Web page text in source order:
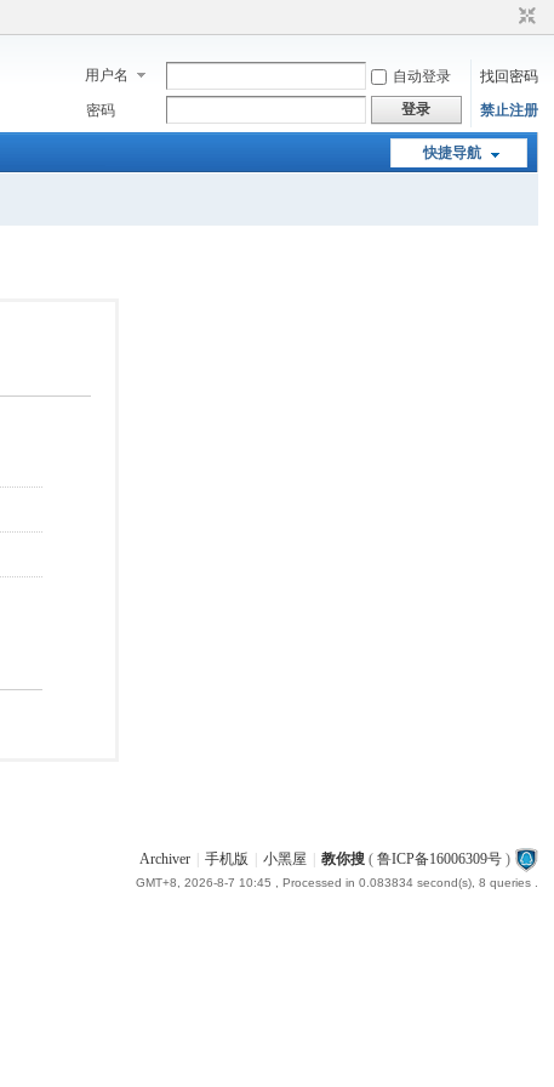
用户名 自动登录
找回密码
密码
登录 禁止注册
快捷导航
Archiver 手机版 小黑屋 教你搜( 鲁ICP备16006309号)
GMT+8, 2026-8-7 10:45 , Processed in 0.083834 second(s), 8 queries .